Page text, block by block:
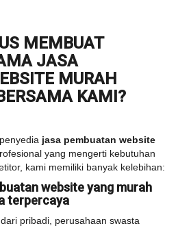
MEMBUAT
JASA
MURAH
KAMI?
jasa pembuatan website
yang mengerti kebutuhan
kami memiliki banyak kelebihan:
website yang murah
terpercaya
pribadi, perusahaan swasta